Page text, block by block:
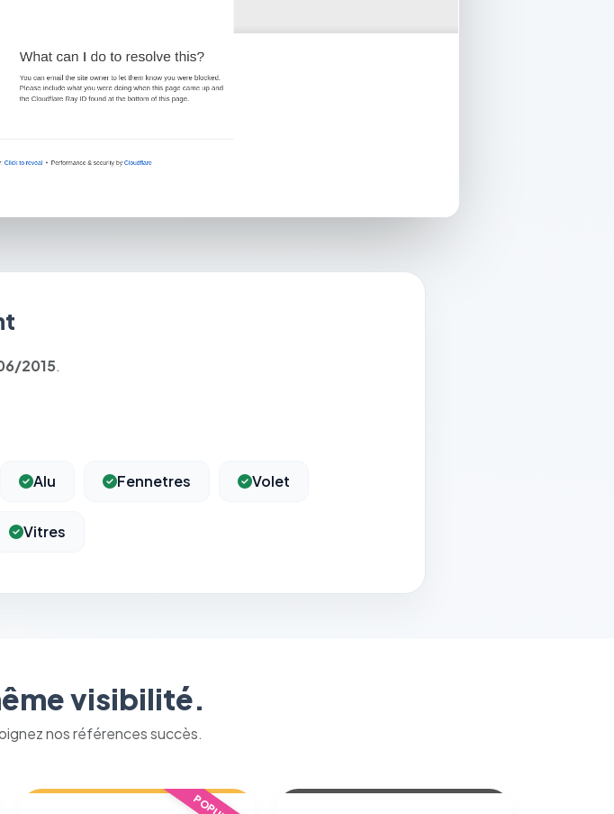
2015.
Alu Fennetres Volet
Vitres
visibilité.
nos références succès.
ACTIF
site : session, sécurité,
Ils ne peuvent